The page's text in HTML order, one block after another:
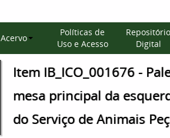
Acervo
Políticas de
Uso e Acesso
Repositório
Digital
Item IB_ICO_001676 -
mesa principal da
do Serviço de Animais